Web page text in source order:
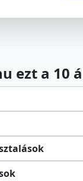
ezt a 10